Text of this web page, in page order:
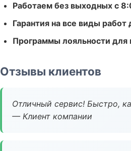
Работаем без выходных с
Гарантия на все виды работ
Программы лояльности для
Отзывы клиентов
Отличный сервис! Быстро,
— Клиент компании